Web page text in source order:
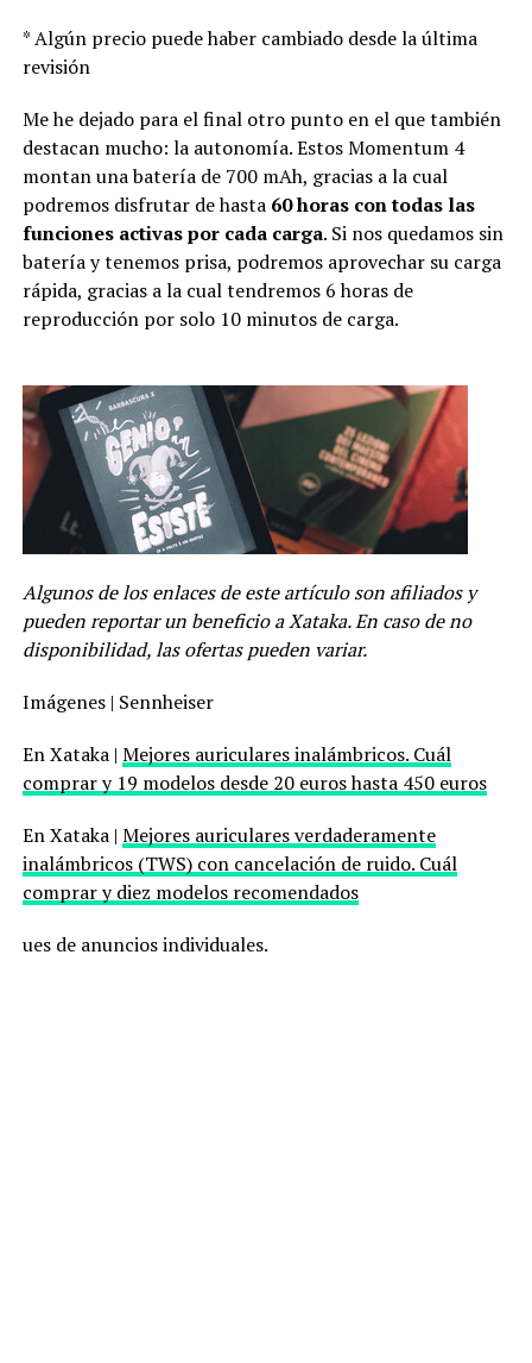
* Algún precio puede haber cambiado desde la última
revisión
Me he dejado para el final otro punto en el que también
destacan mucho: la autonomía. Estos Momentum 4
montan una batería de 700 mAh, gracias a la cual
podremos disfrutar de hasta 60 horas con todas las
funciones activas por cada carga. Si nos quedamos sin
batería y tenemos prisa, podremos aprovechar su carga
rápida, gracias a la cual tendremos 6 horas de
reproducción por solo 10 minutos de carga.
Algunos de los enlaces de este artículo son afiliados y
pueden reportar un beneficio a Xataka. En caso de no
disponibilidad, las ofertas pueden variar.
Imágenes | Sennheiser
En Xataka | Mejores auriculares inalámbricos. Cuál
comprar y 19 modelos desde 20 euros hasta 450 euros
En Xataka | Mejores auriculares verdaderamente
inalámbricos (TWS) con cancelación de ruido. Cuál
comprar y diez modelos recomendados
ues de anuncios individuales.